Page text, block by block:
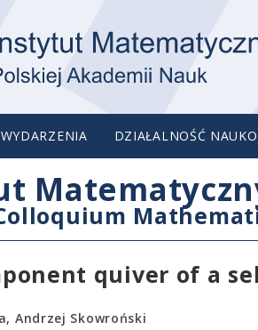
WYDARZENIA DZIAŁALNOŚĆ
quiver of a
Andrzej Skowroński